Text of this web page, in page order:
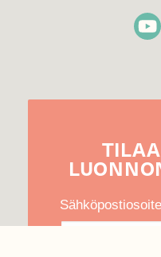
TILAA
Sähköpostiosoite